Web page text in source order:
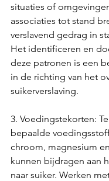
situaties of
associaties tot stand
verslavend gedrag in
Het identificeren en
deze patronen is een
in de richting van het
suikerverslaving.
3. Voedingstekorten:
bepaalde
chroom, magnesium
kunnen bijdragen aan
naar suiker. Werken